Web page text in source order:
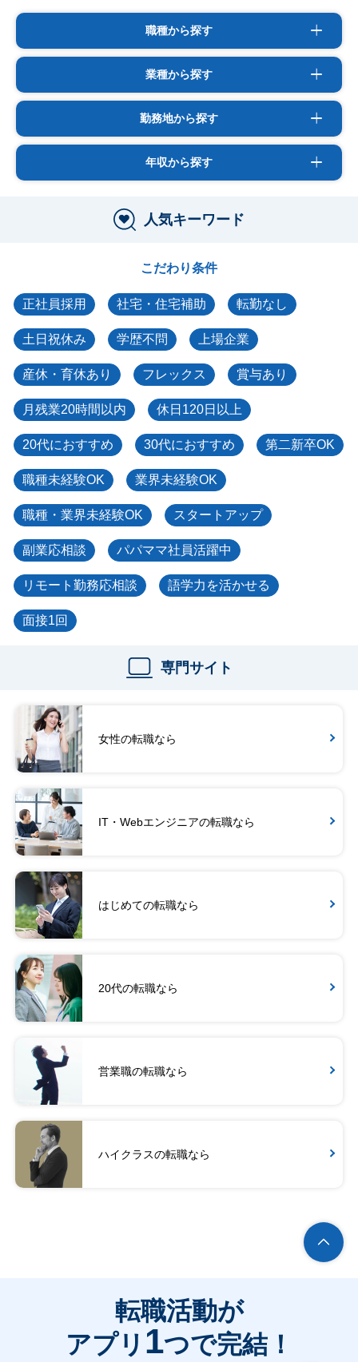
職種から探す
業種から探す
勤務地から探す
年収から探す
人気キーワード
こだわり条件
正社員採用 社宅・住宅補助 転勤なし
土日祝休み 学歴不問 上場企業
産休・育休あり フレックス 賞与あり
月残業20時間以内 休日120日以上
20代におすすめ 30代におすすめ 第二新卒OK
職種未経験OK 業界未経験OK
職種・業界未経験OK スタートアップ
副業応相談 パパママ社員活躍中
リモート勤務応相談 語学力を活かせる
面接1回
専門サイト
女性の転職なら
IT・Webエンジニアの転職なら
はじめての転職なら
20代の転職なら
営業職の転職なら
ハイクラスの転職なら
転職活動が
アプリ 1つで完結！